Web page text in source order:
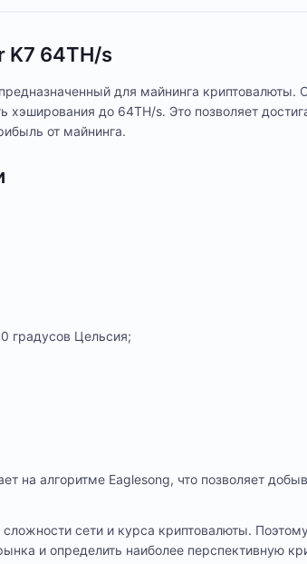
K7 64TH/s
для майнинга криптовалюты.
хэширования до 64TH/s. Это позволяет
от майнинга.
градусов Цельсия;
на алгоритме Eaglesong, что позволяет
сложности сети и курса криптовалюты.
и определить наиболее перспективную